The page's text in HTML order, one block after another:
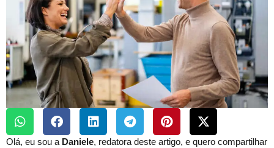
Olá, eu sou a Daniele, redatora deste artigo, e quero compartilhar